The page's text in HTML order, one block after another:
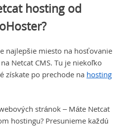
hosting od
najlepšie miesto na hosťovanie
Netcat CMS. Tu je niekoľko
získate po prechode na hosting
stránok – Máte Netcat
hostingu? Presunieme každú